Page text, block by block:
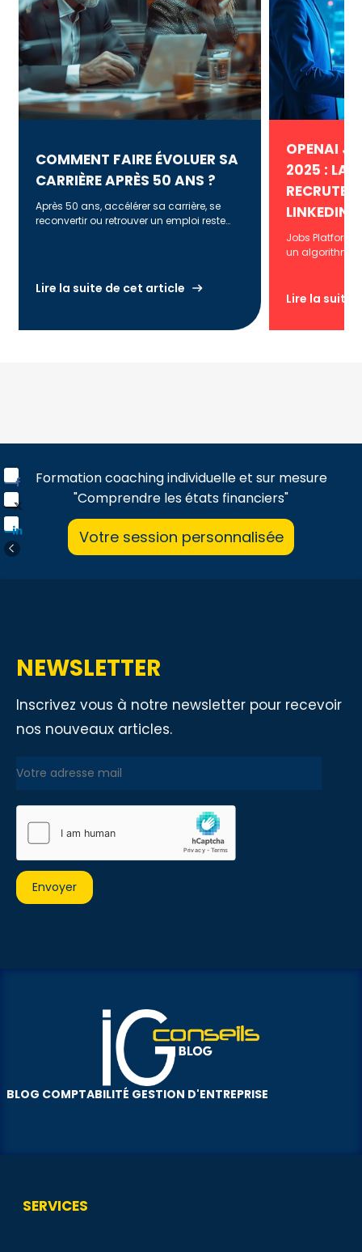
COMMENT FAIRE ÉVOLUER SA
CARRIÈRE APRÈS 50 ANS ?
Après 50 ans, accélérer sa carrière, se
reconvertir ou retrouver un emploi reste
Lire la suite de cet article
OPENAI
2025 : LA
LINKEDIN
Jobs Platform
un algorithme
Lire la suite
Formation coaching individuelle et sur mesure
"Comprendre les états financiers"
Votre session personnalisée
NEWSLETTER
Inscrivez vous à notre newsletter pour recevoir
nos nouveaux articles.
BLOG COMPTABILITÉ GESTION D'ENTREPRISE
SERVICES